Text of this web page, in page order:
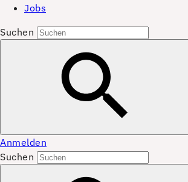
Jobs
Suchen
Anmelden
Suchen